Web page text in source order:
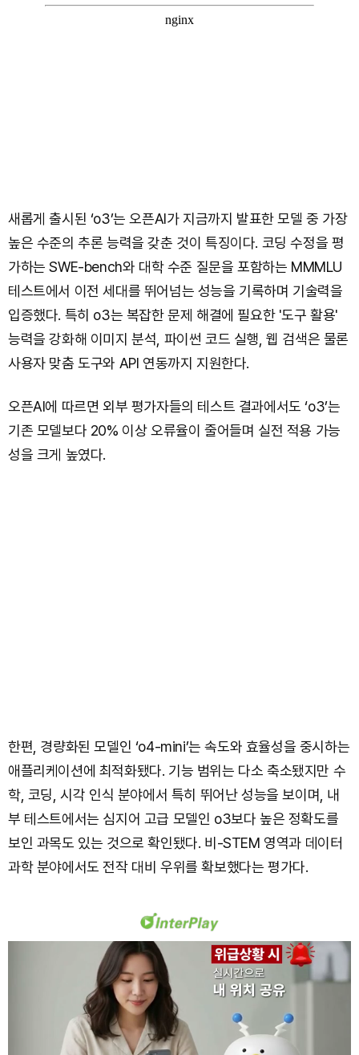
새롭게 출시된 ‘o3’는 오픈AI가 지금까지 발표한 모델 중 가장
높은 수준의 추론 능력을 갖춘 것이 특징이다. 코딩 수정을 평
가하는 SWE-bench와 대학 수준 질문을 포함하는 MMMLU
테스트에서 이전 세대를 뛰어넘는 성능을 기록하며 기술력을
입증했다. 특히 o3는 복잡한 문제 해결에 필요한 '도구 활용'
능력을 강화해 이미지 분석, 파이썬 코드 실행, 웹 검색은 물론
사용자 맞춤 도구와 API 연동까지 지원한다.
오픈AI에 따르면 외부 평가자들의 테스트 결과에서도 ‘o3’는
기존 모델보다 20% 이상 오류율이 줄어들며 실전 적용 가능
성을 크게 높였다.
한편, 경량화된 모델인 ‘o4-mini’는 속도와 효율성을 중시하는
애플리케이션에 최적화됐다. 기능 범위는 다소 축소됐지만 수
학, 코딩, 시각 인식 분야에서 특히 뛰어난 성능을 보이며, 내
부 테스트에서는 심지어 고급 모델인 o3보다 높은 정확도를
보인 과목도 있는 것으로 확인됐다. 비-STEM 영역과 데이터
과학 분야에서도 전작 대비 우위를 확보했다는 평가다.